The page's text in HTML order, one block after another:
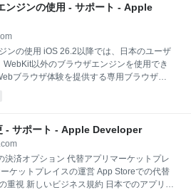
外の方法によるデジタル
での決済処理などが可能
ケットプレイスからのア
ア、不正行為、詐欺によ
バシーおよびセキュリテ
可能性があります。
し、特に若年層のユー
ンジンの使用 - サポート - Apple
ンの使用 iOS 26.2以降では、日本のユーザ
以外のブラウザエンジンを使用でき
ブラウザ体験を提供する専用ブラウザア
ウザエンジンスチュワードのアプリです。
う、重要な機能を実現するシステム内テク
します。このテクノロジーには、ジャスト
機能、マルチプロセスサポートなどが含ま
ンジンは、信頼できないコンテンツや悪意
に常にさらされており、機密性の高いユー
- サポート - Apple Developer
決済オプション 代替アプリマーケットプレ
ケットプレイスの運営 App Storeでの代替
重視 新しいビジネス規約 日本でのアプリの